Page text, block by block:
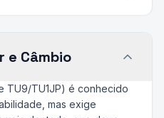
e Câmbio
TU9/TU1JP) é conhecido
mas exige